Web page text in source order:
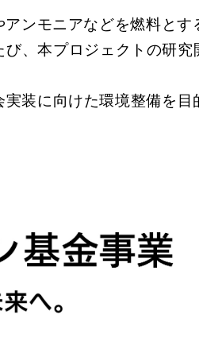
ンモニアなどを燃料とす
、本プロジェクトの研究
装に向けた環境整備を目